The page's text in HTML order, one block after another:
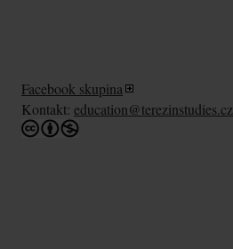
Facebook skupina
Kontakt: education@terezinstudies.cz